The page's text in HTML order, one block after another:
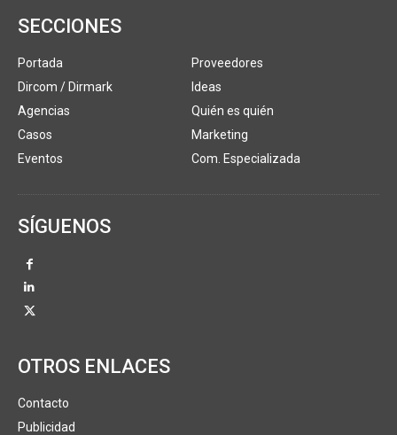
SECCIONES
Portada
Dircom / Dirmark
Agencias
Casos
Eventos
Proveedores
Ideas
Quién es quién
Marketing
Com. Especializada
SÍGUENOS
OTROS ENLACES
Contacto
Publicidad